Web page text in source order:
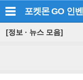
포켓몬 GO 인벤
[정보 · 뉴스 모음]